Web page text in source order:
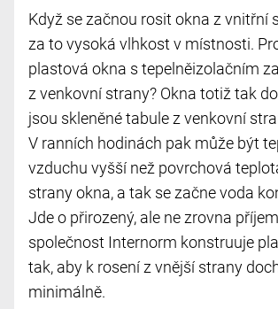
Když se začnou rosit okna z vnitřní
za to vysoká vlhkost v místnosti.
plastová okna s tepelněizolačním
z venkovní strany? Okna totiž tak
jsou skleněné tabule z venkovní
V ranních hodinách pak může být
vzduchu vyšší než povrchová
strany okna, a tak se začne voda
Jde o přirozený, ale ne zrovna
společnost Internorm konstruuje
tak, aby k rosení z vnější strany
minimálně.